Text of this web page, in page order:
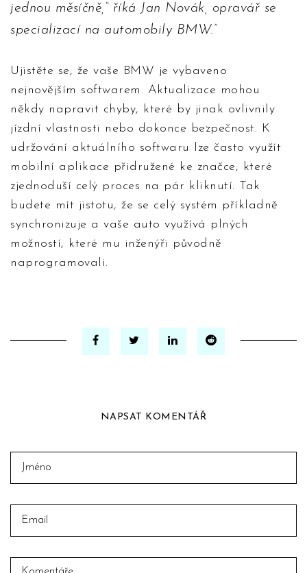
jednou měsíčně,“ říká Jan Novák, opravář se
specializací na automobily BMW.
Ujistěte se, že vaše BMW je vybaveno
nejnovějším softwarem. Aktualizace mohou
někdy napravit chyby, které by jinak ovlivnily
jízdní vlastnosti nebo dokonce bezpečnost. K
udržování aktuálního softwaru lze často využít
mobilní aplikace přidružené ke značce, které
zjednoduší celý proces na pár kliknutí. Tak
budete mít jistotu, že se celý systém příkladně
synchronizuje a vaše auto využívá plných
možností, které mu inženýři původně
naprogramovali.
NAPSAT KOMENTÁŘ